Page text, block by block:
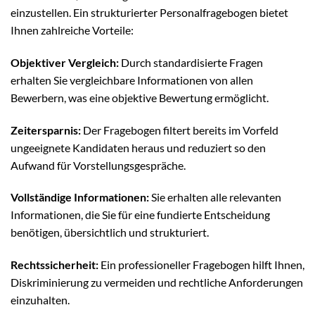
einzustellen. Ein strukturierter Personalfragebogen bietet
Ihnen zahlreiche Vorteile:
Objektiver Vergleich: Durch standardisierte Fragen
erhalten Sie vergleichbare Informationen von allen
Bewerbern, was eine objektive Bewertung ermöglicht.
Zeitersparnis: Der Fragebogen filtert bereits im Vorfeld
ungeeignete Kandidaten heraus und reduziert so den
Aufwand für Vorstellungsgespräche.
Vollständige Informationen:Sie erhalten alle relevanten
Informationen, die Sie für eine fundierte Entscheidung
benötigen, übersichtlich und strukturiert.
Rechtssicherheit: Ein professioneller Fragebogen hilft Ihnen,
Diskriminierung zu vermeiden und rechtliche Anforderungen
einzuhalten.